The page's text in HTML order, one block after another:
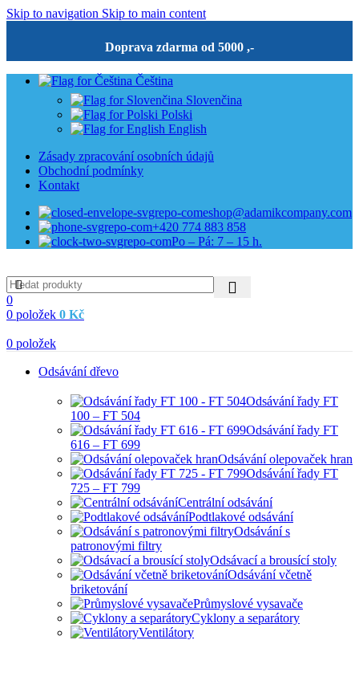
Skip to navigation Skip to main content
Doprava zdarma od 5000 ,-
Čeština
Slovenčina
Polski
English
Zásady zpracování osobních údajů
Obchodní podmínky
Kontakt
eshop@adamikcompany.com
+420 774 883 858
Po – Pá: 7 – 15 h.
0
0 položek 0 Kč
0 položek
Odsávání dřevo
Odsávání řady FT
100 – FT 504
Odsávání řady FT
616 – FT 699
Odsávání olepovaček hran
Odsávání řady FT
725 – FT 799
Centrální odsávání
Podtlakové odsávání
Odsávání s
patronovými filtry
Odsávací a brousící stoly
Odsávání včetně
briketování
Průmyslové vysavače
Cyklony a separátory
Ventilátory